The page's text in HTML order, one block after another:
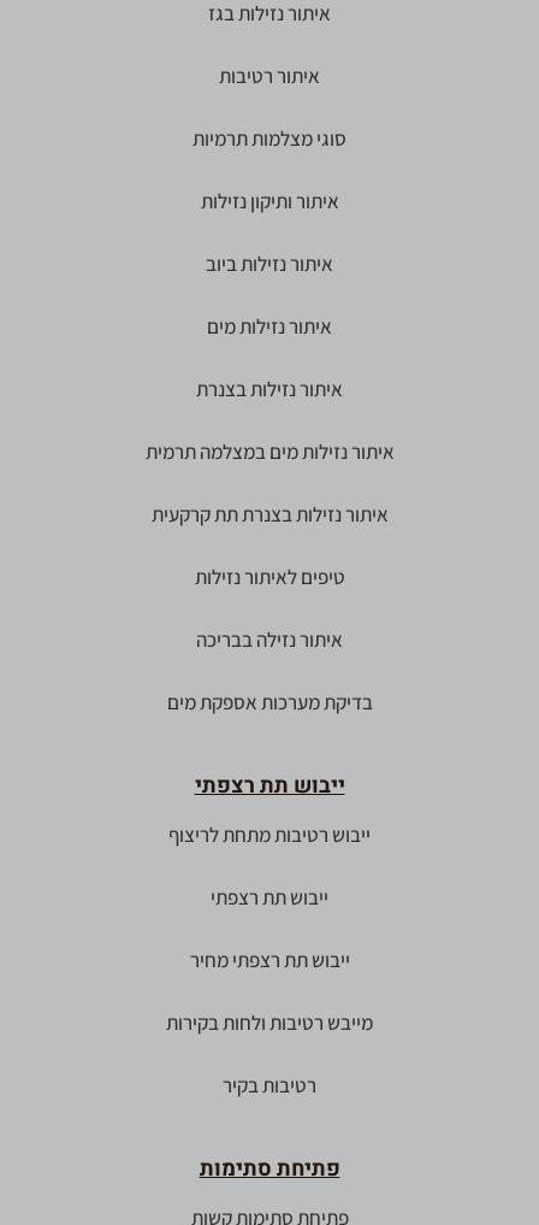
איתור נזילות בגז
איתור רטיבות
סוגי מצלמות תרמיות
איתור ותיקון נזילות
איתור נזילות ביוב
איתור נזילות מים
איתור נזילות בצנרת
איתור נזילות מים במצלמה תרמית
איתור נזילות בצנרת תת קרקעית
טיפים לאיתור נזילות
איתור נזילה בבריכה
בדיקת מערכות אספקת מים
ייבוש תת רצפתי
ייבוש רטיבות מתחת לריצוף
ייבוש תת רצפתי
ייבוש תת רצפתי מחיר
מייבש רטיבות ולחות בקירות
רטיבות בקיר
פתיחת סתימות
פתיחת סתימות קשות